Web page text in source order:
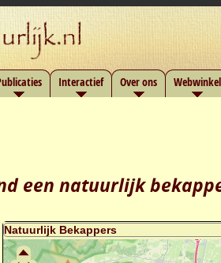
Interactief Over ons Webwinkel
een natuurlijk